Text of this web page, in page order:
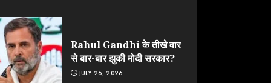
Rahul Gandhi के तीखे वार
से बार-बार झुकी मोदी सरकार?
JULY 26, 2026